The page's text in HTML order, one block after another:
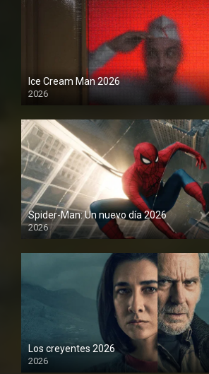
Ice Cream Man 2026
2026
Spider-Man: Un nuevo día 2026
2026
1080P
Los creyentes 2026
2026
1080P